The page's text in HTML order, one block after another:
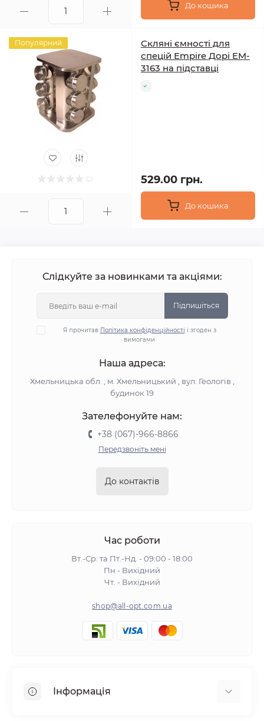
До кошика
Популярний
Скляні ємності для
спецій Empire Дорі EM-
3163 на підставці
529.00 грн.
До кошика
Слідкуйте за новинками та акціями:
Підпишіться
Я прочитав Політика конфіденційності і згоден з
вимогами
Наша адреса:
Хмельницька обл. , м. Хмельницький , вул. Геологів ,
будинок 19
Зателефонуйте нам:
+38 (067)-966-8866
Передзвоніть мені
До контактів
Час роботи
Вт.-Ср. та Пт.-Нд. - 09:00 - 18:00
Пн - Вихідний
Чт. - Вихідний
shop@all-opt.com.ua
Інформація